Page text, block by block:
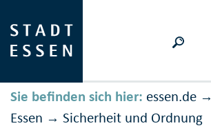
Sie befinden sich hier: essen.de →
Essen → Sicher­heit und Ord­nung